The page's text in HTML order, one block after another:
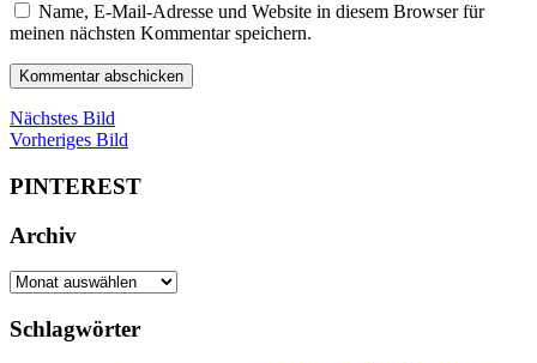
Name, E-Mail-Adresse und Website in diesem Browser für
meinen nächsten Kommentar speichern.
Nächstes Bild
Vorheriges Bild
PINTEREST
Archiv
Archiv
Schlagwörter